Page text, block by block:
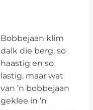
Bobbejaan klim
dalk die berg, so
haastig en so
lastig, maar wat
van ’n bobbejaan
geklee in ’n